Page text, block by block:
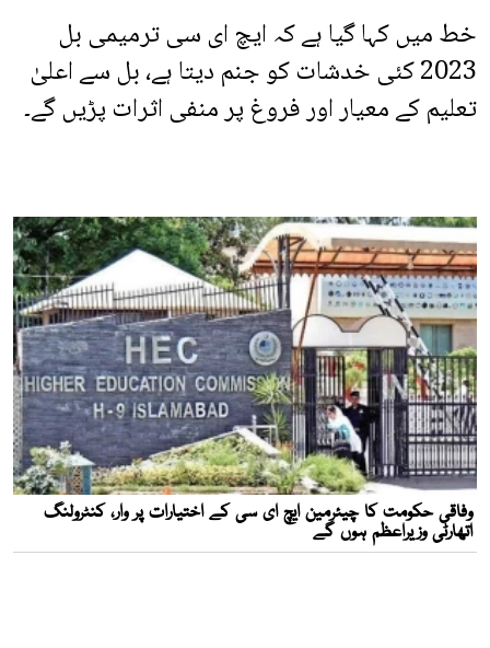
خط میں کہا گیا ہے کہ ایچ ای سی ترمیمی بل
2023 کئی خدشات کو جنم دیتا ہے، بل سے اعلیٰ
تعلیم کے معیار اور فروغ پر منفی اثرات پڑیں گے۔